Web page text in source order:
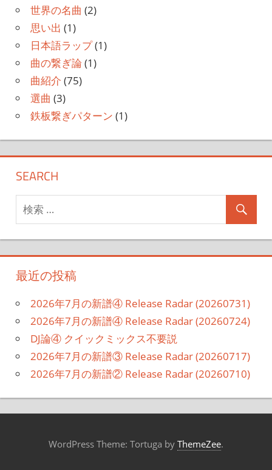
世界の名曲 (2)
思い出 (1)
日本語ラップ(1)
曲の繋ぎ論 (1)
曲紹介 (75)
選曲 (3)
鉄板繋ぎパターン (1)
SEARCH
最近の投稿
2026年7月の新譜④ Release Radar (20260731)
2026年7月の新譜④ Release Radar (20260724)
DJ論④ クイックミックス不要説
2026年7月の新譜③ Release Radar (20260717)
2026年7月の新譜② Release Radar (20260710)
WordPress Theme: Tortuga by ThemeZee.